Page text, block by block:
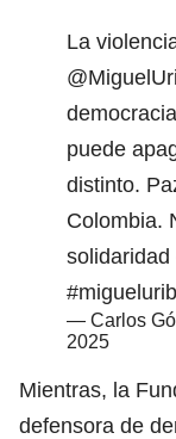
La
puede
distinto.
Colombia.
— Carlos
2025
Mientras, la
defensora de